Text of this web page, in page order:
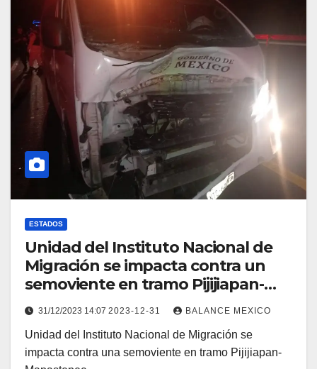
ESTADOS
Unidad del Instituto Nacional de
Migración se impacta contra un
semoviente en tramo Pijijiapan-
Mapastepec
31/12/2023 14:07 2023-12-31 BALANCE MEXICO
Unidad del Instituto Nacional de Migración se
impacta contra una semoviente en tramo Pijijiapan-